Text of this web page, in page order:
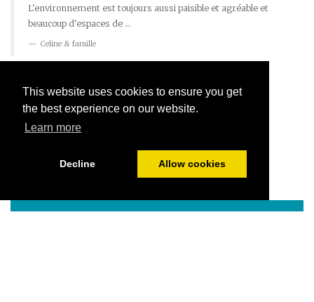
This website uses cookies to ensure you get
the best experience on our website.
Learn more
Decline Allow cookies
L'environnement est toujours aussi paisible et agréable et
beaucoup d'espaces de ...
Celine & famille
Home